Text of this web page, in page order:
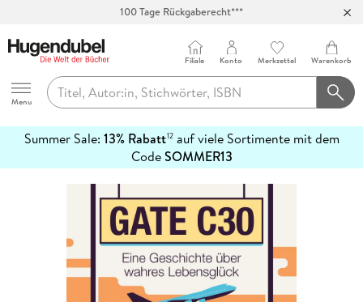
100 Tage Rückgaberecht***
Hugendubel
Menu
Filiale Konto Merkzettel Warenkorb
Summer Sale: 13% Rabatt12auf viele Sortimente mit dem
CodeSOMMER13
erfahren